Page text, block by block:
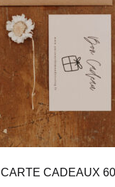
CARTE CADEAUX